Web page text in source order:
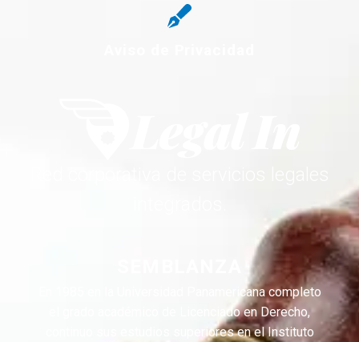
En 1985 en la Universidad Panamericana completo
el grado académico de Licenciado en Derecho,
continuo sus estudios superiores en el Instituto